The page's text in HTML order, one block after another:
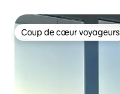
Coup de cœur voyageurs
Coup de cœur voyageurs